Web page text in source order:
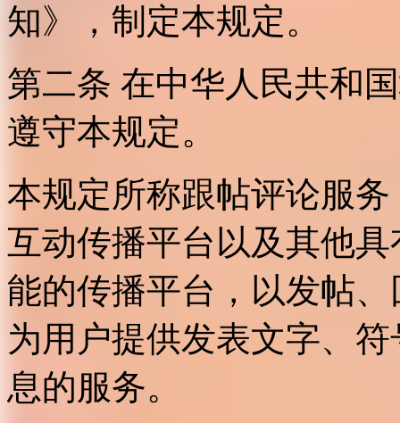
知》，制定本规定。
第二条 在中华人民共和
遵守本规定。
本规定所称跟帖评论服
互动传播平台以及其他
能的传播平台，以发帖
为用户提供发表文字、
息的服务。